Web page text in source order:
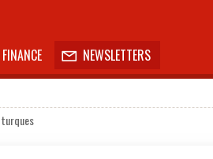
 NEWSLETTERS